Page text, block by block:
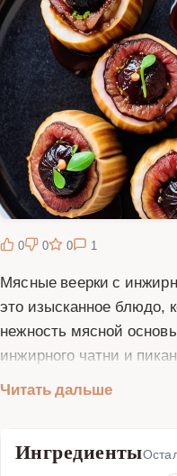
0 0 0 1
Мясные веерки с
это изысканное блюдо,
нежность мясной
инжирного чатни и
особого случая,
мяса, свернутых в
Читать дальше
Ингредиенты